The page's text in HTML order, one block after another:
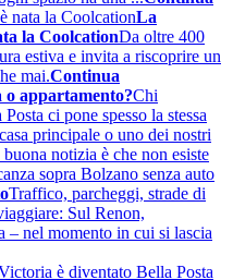
La
la CoolcationDa oltre 400
estiva e invita a riscoprire un
mai.Continua
o appartamento?Chi
ci pone spesso la stessa
principale o uno dei nostri
notizia è che non esiste
Traffico, parcheggi, strade di
Sul Renon,
– nel momento in cui si lascia